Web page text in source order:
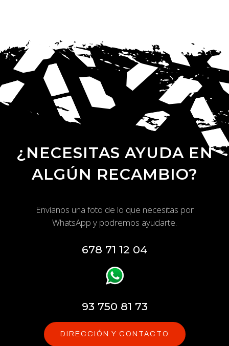
¿NECESITAS AYUDA EN
ALGÚN RECAMBIO?
Envíanos una foto de lo que necesitas por
WhatsApp y podremos ayudarte.
678 71 12 04
93 750 81 73
DIRECCIÓN Y CONTACTO